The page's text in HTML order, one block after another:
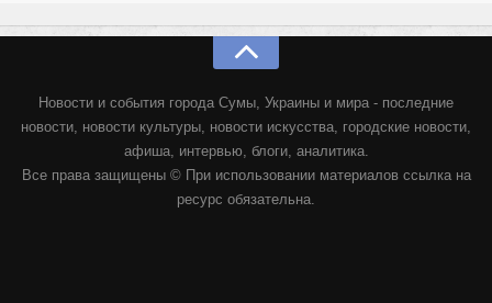
Новости и события города Сумы, Украины и мира - последние
новости, новости культуры, новости искусства, городские новости,
афиша, интервью, блоги, аналитика.
Все права защищены © При использовании материалов ссылка на
ресурс обязательна.